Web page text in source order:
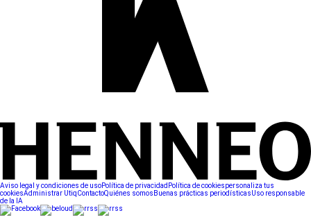
Aviso legal y condiciones de usoPolítica de privacidad Política de cookiespersonaliza tus
cookiesAdministrar UtiqContactoQuiénes somos Buenas prácticas periodísticasUso responsable
de la IA